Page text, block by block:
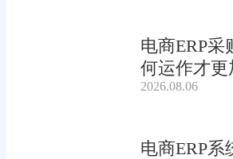
电商ERP采
何运作才更
2026.08.06
电商ERP系